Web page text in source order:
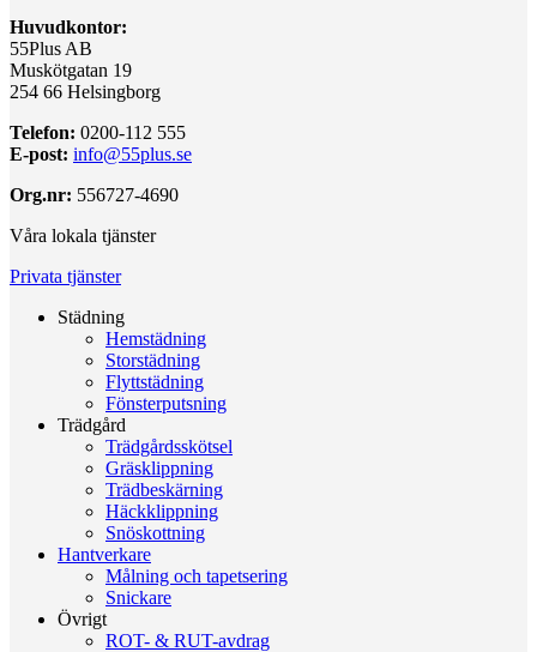
Huvudkontor:
55Plus AB
Muskötgatan 19
254 66 Helsingborg
Telefon: 0200-112 555
E-post: info@55plus.se
Org.nr: 556727-4690
Våra lokala tjänster
Privata tjänster
Städning
Hemstädning
Storstädning
Flyttstädning
Fönsterputsning
Trädgård
Trädgårdsskötsel
Gräsklippning
Trädbeskärning
Häckklippning
Snöskottning
Hantverkare
Målning och tapetsering
Snickare
Övrigt
ROT- & RUT-avdrag